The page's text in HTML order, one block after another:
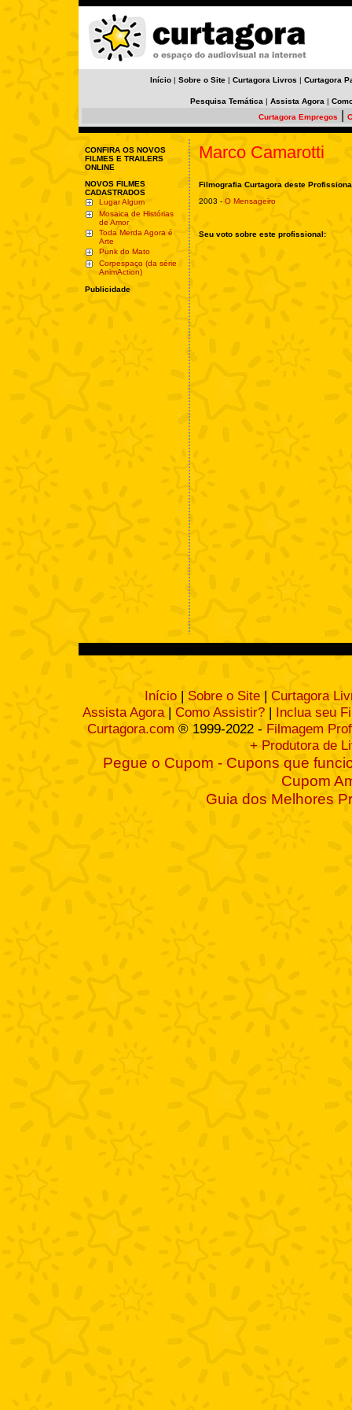
Início | Sobre o Site | Curtagora Livros | Curtagora
Pesquisa Temática | Assista Agora |
Curtagora Empregos
CONFIRA OS NOVOS
FILMES E TRAILERS
ONLINE
NOVOS FILMES
CADASTRADOS
Lugar Algum
Mosaica de Histórias
de Amor
Toda Merda Agora é
Arte
Punk do Mato
Corpespaço (da série
AnimAction)
Publicidade
Marco Camarotti
Filmografia Curtagora deste
2003 - O Mensageiro
Seu voto sobre este profissional:
Início | Sobre o Site | Curtagora
Assista Agora| Como Assistir? | Inclua seu
Curtagora.com ® 1999-2022 - Filmagem
+ Produtora de
Pegue o Cupom - Cupons que
Cupom
Guia dos Melhores